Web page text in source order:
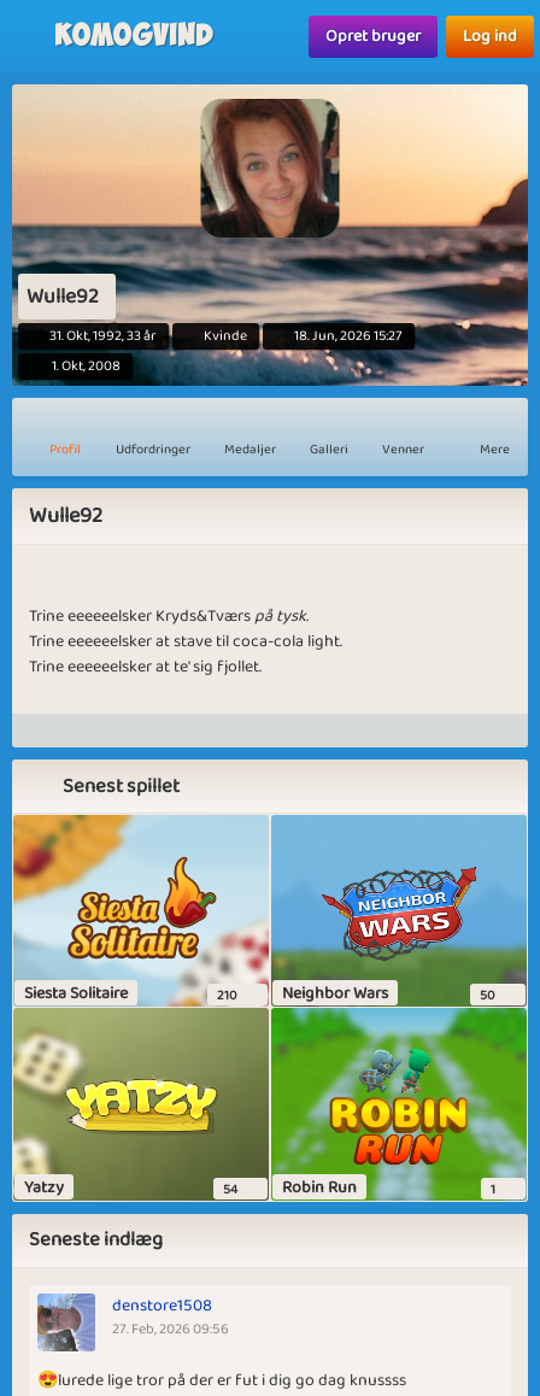
Komogvind Opret bruger Log ind
Wulle92
31. Okt, 1992, 33 år Kvinde
18. Jun, 2026 15:27
1. Okt, 2008
Profil Udfordringer Medaljer Galleri Venner Mere
Wulle92
Trine eeeeeelsker Kryds&Tværspå tysk.
Trine eeeeeelsker at stave til coca-cola light.
Trine eeeeeelsker at te' sig fjollet.
Senest spillet
Siesta Solitaire 210 Neighbor Wars 50
Yatzy 54 Robin Run 1
Seneste indlæg
denstore1508
27. Feb, 2026 09:56
😍lurede lige tror på der er fut i dig go dag knussss